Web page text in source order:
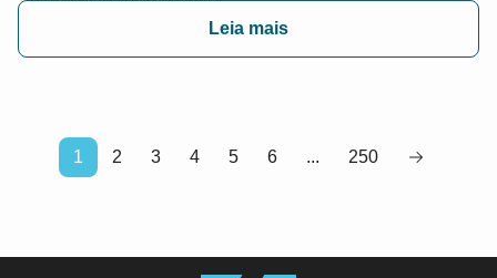
Leia mais
1 2 3 4 5 6 ... 250